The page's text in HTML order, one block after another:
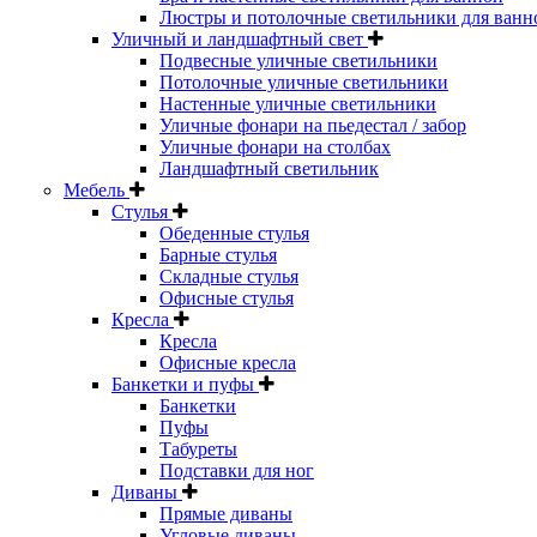
Люстры и потолочные светильники для
Уличный и ландшафтный свет
Подвесные уличные светильники
Потолочные уличные светильники
Настенные уличные светильники
Уличные фонари на пьедестал / забор
Уличные фонари на столбах
Ландшафтный светильник
Мебель
Стулья
Обеденные стулья
Барные стулья
Складные стулья
Офисные стулья
Кресла
Кресла
Офисные кресла
Банкетки и пуфы
Банкетки
Пуфы
Табуреты
Подставки для ног
Диваны
Прямые диваны